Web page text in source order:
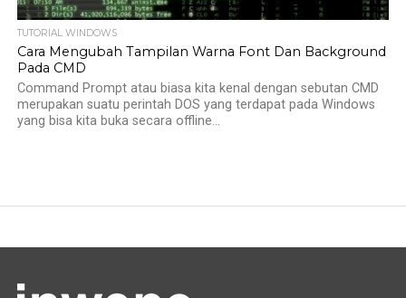
TUTORIAL WINDOWS
Cara Mengubah Tampilan Warna Font Dan Background
Pada CMD
Command Prompt atau biasa kita kenal dengan sebutan CMD
merupakan suatu perintah DOS yang terdapat pada Windows
yang bisa kita buka secara offline...